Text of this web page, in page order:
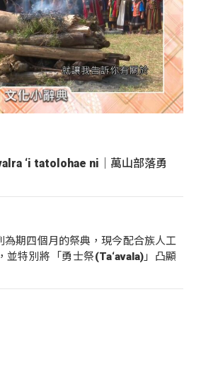
‘i tatolohae ni｜萬山部落勇
為期四個月的祭典，現今配合族人工
並特別將「勇士祭(Ta‘avala)」凸顯